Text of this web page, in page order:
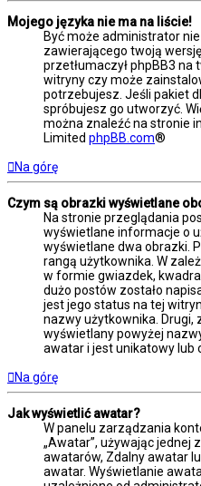
Mojego języka nie ma na liście!
Być może administrator
zawierającego twoją
przetłumaczył phpBB3
witryny czy może
potrzebujesz. Jeśli pakiet
spróbujesz go utworzyć.
można znaleźć na stronie
Limited phpBB.com®
Na górę
Czym są obrazki wyświetlane
Na stronie przeglądania
wyświetlane informacje o
wyświetlane dwa obrazki.
rangą użytkownika. W
w formie gwiazdek,
dużo postów zostało
jest jego status na tej
nazwy użytkownika. Drugi,
wyświetlany powyżej
awatar i jest unikatowy lub
Na górę
Jak wyświetlić awatar?
W panelu zarządzania
„Awatar”, używając jednej
awatarów, Zdalny awatar
awatar. Wyświetlanie